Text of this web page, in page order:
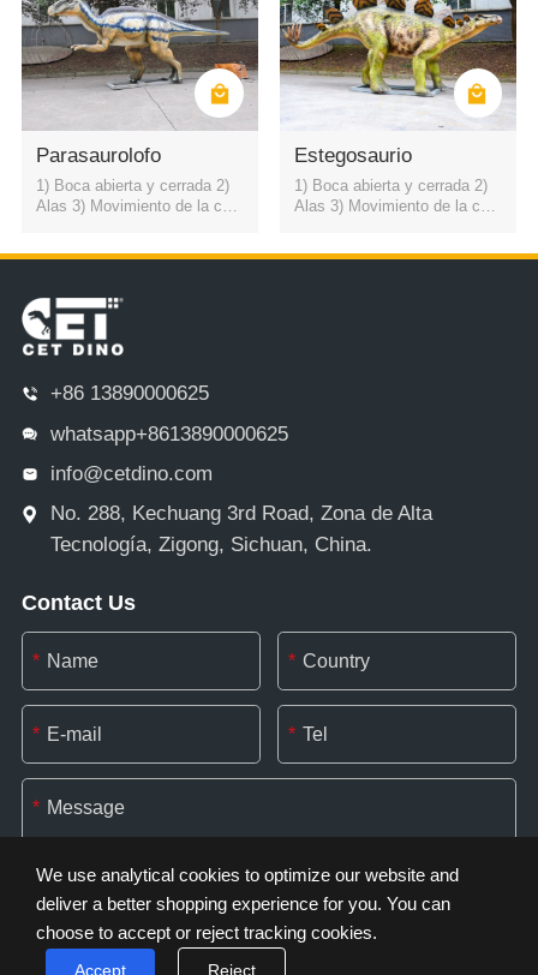
Parasaurolofo
1) Boca abierta y cerrada 2)
Alas 3) Movimiento de la cuel
Estegosaurio
1) Boca abierta y cerrada 2)
Alas 3) Movimiento de la cuel
+86 13890000625
whatsapp+8613890000625
info@cetdino.com
No. 288, Kechuang 3rd Road, Zona de Alta
Tecnología, Zigong, Sichuan, China.
Contact Us
* *
* *
*
*
We use analytical cookies to optimize our website and
deliver a better shopping experience for you. You can
choose to accept or reject tracking cookies.
Accept Reject